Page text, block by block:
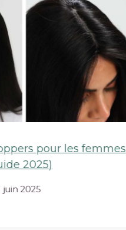
pour les femmes
2025)
juin 2025